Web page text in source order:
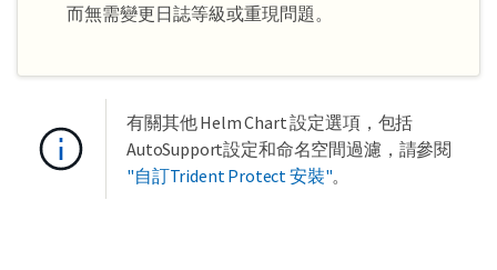
而無需變更日誌等級或重現問題。
有關其他 Helm Chart 設定選項，包括
AutoSupport設定和命名空間過濾，請參閱
"自訂Trident Protect 安裝"。